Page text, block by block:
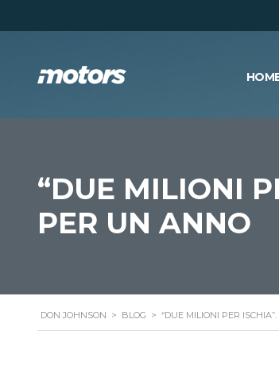
“DUE MILIONI
PER UN ANNO
DON JOHNSON > BLOG > “DUE MILIONI PER